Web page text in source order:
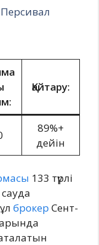
Персивал
Қайтару:
89%+
дейін
133 түрлі
брокер Сент-